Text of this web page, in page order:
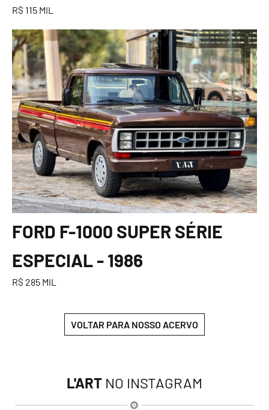
R$ 115 MIL
FORD F-1000 SUPER SÉRIE
ESPECIAL - 1986
R$ 285 MIL
VOLTAR PARA NOSSO ACERVO
L'ART NO INSTAGRAM